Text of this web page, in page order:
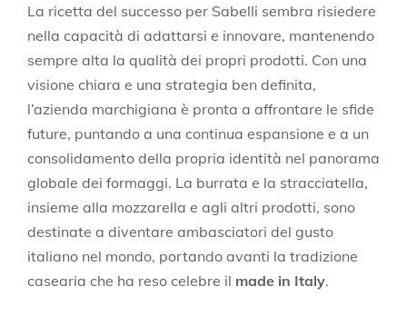
La ricetta del successo per Sabelli sembra risiedere
nella capacità di adattarsi e innovare, mantenendo
sempre alta la qualità dei propri prodotti. Con una
visione chiara e una strategia ben definita,
l’azienda marchigiana è pronta a affrontare le sfide
future, puntando a una continua espansione e a un
consolidamento della propria identità nel panorama
globale dei formaggi. La burrata e la stracciatella,
insieme alla mozzarella e agli altri prodotti, sono
destinate a diventare ambasciatori del gusto
italiano nel mondo, portando avanti la tradizione
casearia che ha reso celebre il made in Italy.